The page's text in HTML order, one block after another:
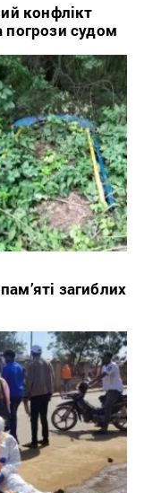
конфлікт
погрози судом
загиблих